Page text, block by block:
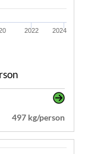
2022 2024
497 kg/person